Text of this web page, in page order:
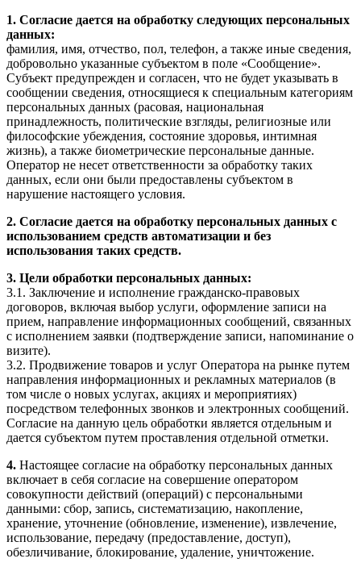
1. Согласие дается на обработку следующих персональных
данных:
фамилия, имя, отчество, пол, телефон, а также иные сведения,
добровольно указанные субъектом в поле «Сообщение».
Субъект предупрежден и согласен, что не будет указывать в
сообщении сведения, относящиеся к специальным категориям
персональных данных (расовая, национальная
принадлежность, политические взгляды, религиозные или
философские убеждения, состояние здоровья, интимная
жизнь), а также биометрические персональные данные.
Оператор не несет ответственности за обработку таких
данных, если они были предоставлены субъектом в
нарушение настоящего условия.
2. Согласие дается на обработку персональных данных с
использованием средств автоматизации и без
использования таких средств.
3. Цели обработки персональных данных:
3.1. Заключение и исполнение гражданско-правовых
договоров, включая выбор услуги, оформление записи на
прием, направление информационных сообщений, связанных
с исполнением заявки (подтверждение записи, напоминание о
визите).
3.2. Продвижение товаров и услуг Оператора на рынке путем
направления информационных и рекламных материалов (в
том числе о новых услугах, акциях и мероприятиях)
посредством телефонных звонков и электронных сообщений.
Согласие на данную цель обработки является отдельным и
дается субъектом путем проставления отдельной отметки.
4. Настоящее согласие на обработку персональных данных
включает в себя согласие на совершение оператором
совокупности действий (операций) с персональными
данными: сбор, запись, систематизацию, накопление,
хранение, уточнение (обновление, изменение), извлечение,
использование, передачу (предоставление, доступ),
обезличивание, блокирование, удаление, уничтожение.